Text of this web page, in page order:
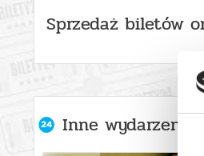
Sprzedaż biletów
Inne wydarzenia